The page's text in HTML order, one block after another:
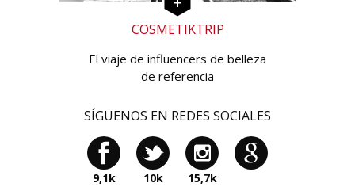
COSMETIKTRIP
El viaje de influencers de belleza
de referencia
SÍGUENOS EN REDES SOCIALES
9,1k 10k 15,7k